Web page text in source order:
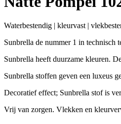
Waterbestendig | kleurvast |
Sunbrella de nummer 1 in technisch
Sunbrella heeft duurzame kleuren.
Sunbrella stoffen geven een luxeus
Decoratief effect; Sunbrella stof is
Vrij van zorgen. Vlekken en